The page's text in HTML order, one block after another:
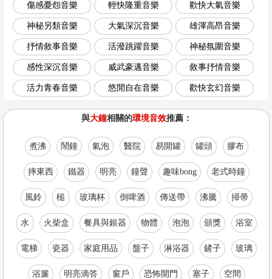
傷感憂怨音樂 輕快隆重音樂 歡快大氣音樂
神秘另類音樂 大氣深沉音樂 雄渾高昂音樂
抒情敘事音樂 活潑跳躍音樂 神秘氛圍音樂
感性深沉音樂 威武豪邁音樂 敘事抒情音樂
活力青春音樂 悠閒自在音樂 歡快玄幻音樂
與大鐘相關的環境音效推薦：
煮沸 鬧鐘 氣泡 醫院 易開罐 罐頭 膠布
摔東西 鐵器 明亮 鐘聲 趣味bong 老式時鐘
風鈴 槌 玻璃杯 倒啤酒 傳送帶 沸騰 掃帚
水 火柴盒 餐具與銀器 物體 泡泡 頒獎 浴室
電梯 瓷器 家庭用品 盤子 淋浴器 鏟子 玻璃
浴簾 明亮滴答 窗戶 恐怖開門 塞子 空間